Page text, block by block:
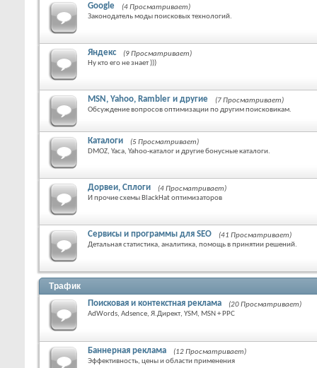
Google
(4 Просматривает)
Законодатель моды поисковых технологий.
Яндекс
(9 Просматривает)
Ну кто его не знает )))
MSN, Yahoo, Rambler и другие
(7 Просматривает)
Обсуждение вопросов оптимизации по другим поисковикам.
Каталоги
(5 Просматривает)
DMOZ, Yaca, Yahoo-каталог и другие бонусные каталоги.
Дорвеи, Сплоги
(4 Просматривает)
И прочие схемы BlackHat оптимизаторов
Сервисы и программы для SEO
(41 Просматривает)
Детальная статистика, аналитика, помощь в принятии решений.
Трафик
Поисковая и контекстная реклама
(20 Просматривает)
AdWords, Adsence, Я.Директ, YSM, MSN + PPC
Баннерная реклама
(12 Просматривает)
Эффективность, цены и области применения